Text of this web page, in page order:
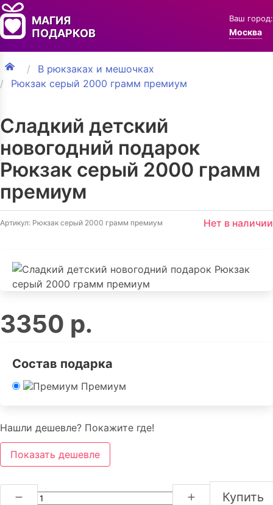
МАГИЯ
ПОДАРКОВ
Ваш город:
Москва
В рюкзаках и мешочках
Рюкзак серый 2000 грамм премиум
Сладкий детский
новогодний подарок
Рюкзак серый 2000 грамм
премиум
Артикул: Рюкзак серый 2000 грамм премиум Нет в наличии
3350 р.
Состав подарка
Премиум
Нашли дешевле? Покажите где!
Показать дешевле
Купить